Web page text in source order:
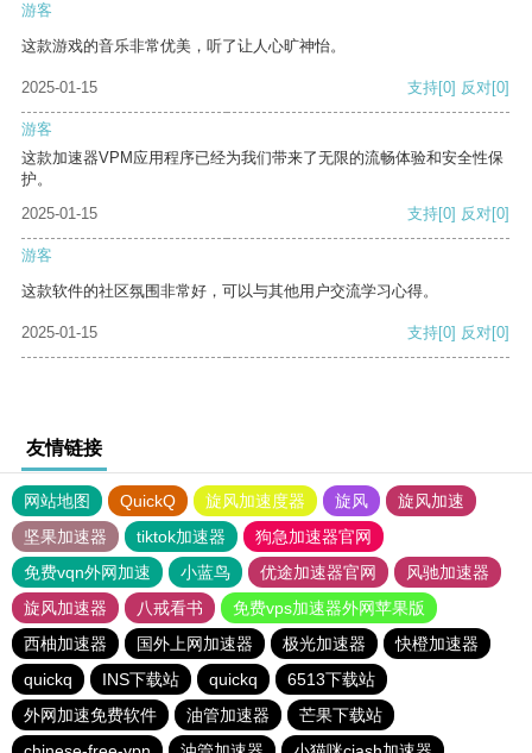
游客
这款游戏的音乐非常优美，听了让人心旷神怡。
2025-01-15 支持[0] 反对[0]
游客
这款加速器VPM应用程序已经为我们带来了无限的流畅体验和安全性保
护。
2025-01-15
支持[0] 反对[0]
游客
这款软件的社区氛围非常好，可以与其他用户交流学习心得。
2025-01-15 支持[0] 反对[0]
友情链接
网站地图 QuickQ 旋风加速度器 旋风
旋风加速
坚果加速器
tiktok加速器
狗急加速器官网
免费vqn外网加速
小蓝鸟 优途加速器官网
风驰加速器
旋风加速器
八戒看书
免费vps加速器外网苹果版
西柚加速器
国外上网加速器 极光加速器
快橙加速器
quickq
INS下载站 quickq
6513下载站
外网加速免费软件
油管加速器
芒果下载站